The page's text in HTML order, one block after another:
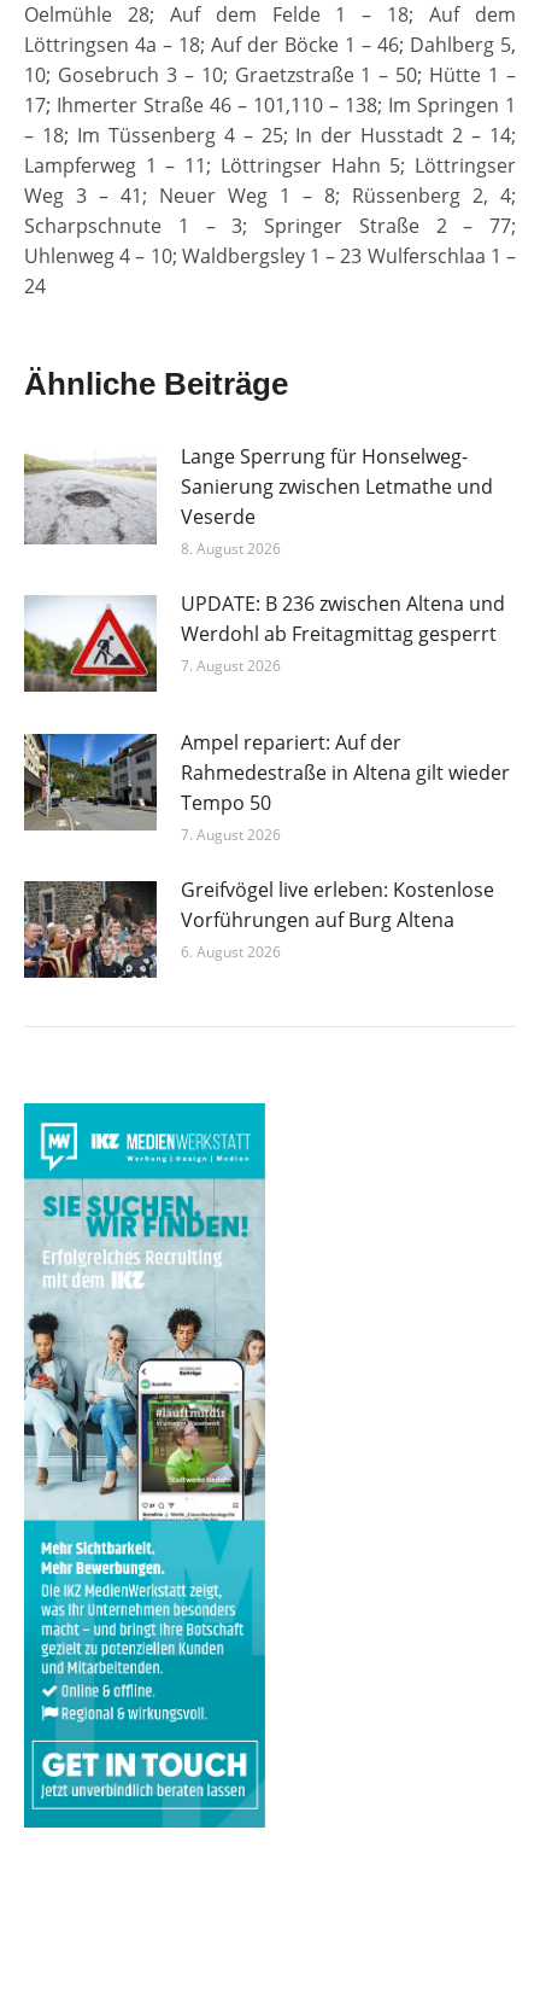
Oelmühle 28; Auf dem Felde 1 – 18; Auf dem
Löttringsen 4a – 18; Auf der Böcke 1 – 46; Dahlberg 5,
10; Gosebruch 3 – 10; Graetzstraße 1 – 50; Hütte 1 –
17; Ihmerter Straße 46 – 101,110 – 138; Im Springen 1
– 18; Im Tüssenberg 4 – 25; In der Husstadt 2 – 14;
Lampferweg 1 – 11; Löttringser Hahn 5; Löttringser
Weg 3 – 41; Neuer Weg 1 – 8; Rüssenberg 2, 4;
Scharpschnute 1 – 3; Springer Straße 2 – 77;
Uhlenweg 4 – 10; Waldbergsley 1 – 23 Wulferschlaa 1 –
24
Ähnliche Beiträge
Lange Sperrung für Honselweg-
Sanierung zwischen Letmathe und
Veserde
8. August 2026
UPDATE: B 236 zwischen Altena und
Werdohl ab Freitagmittag gesperrt
7. August 2026
Ampel repariert: Auf der
Rahmedestraße in Altena gilt wieder
Tempo 50
7. August 2026
Greifvögel live erleben: Kostenlose
Vorführungen auf Burg Altena
6. August 2026